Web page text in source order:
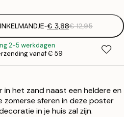
-€ 3,88€ 12,95
2-5 werkdagen
vanaf € 59
in het zand naast een heldere en
zomerse sferen in deze poster
in je huis zal zijn.